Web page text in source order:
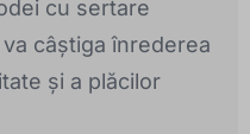
cu sertare
câștiga înrederea
și a plăcilor